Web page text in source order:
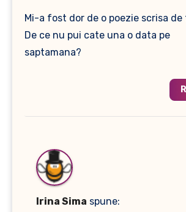
Mi-a fost dor de o poezie scrisa de
De ce nu pui cate una o data pe
saptamana?
Irina Sima spune: